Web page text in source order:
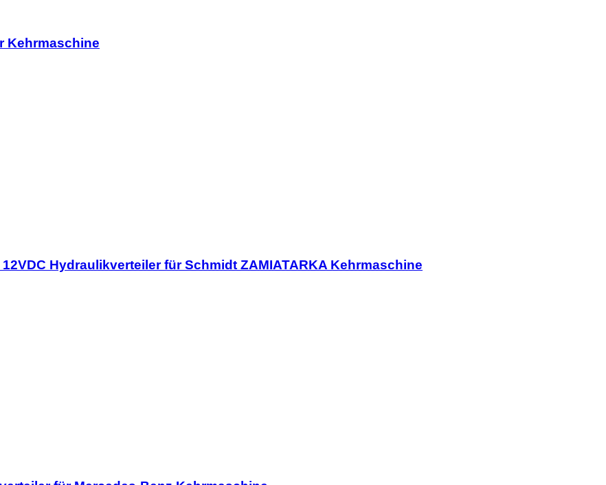
Kehrmaschine
Hydraulikverteiler für Schmidt ZAMIATARKA Kehrmaschine